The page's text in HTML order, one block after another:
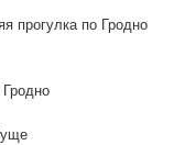
прогулка по Гродно